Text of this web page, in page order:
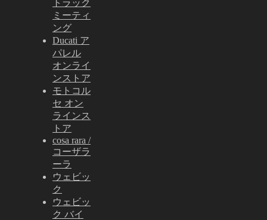
トラック
ミーティ
ング
Ducati ア
パレル
オンライ
ンストア
モトコル
セ オン
ラインス
トア
cosa rara /
コーザラ
ーラ
ウェビッ
ク
ウェビッ
ク バイ